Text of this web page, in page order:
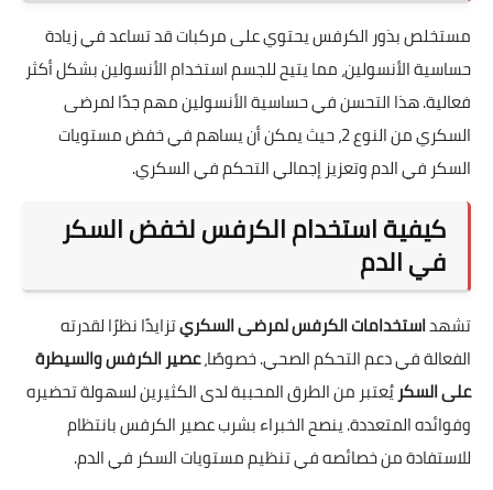
مستخلص بذور الكرفس يحتوي على مركبات قد تساعد في زيادة
حساسية الأنسولين، مما يتيح للجسم استخدام الأنسولين بشكل أكثر
فعالية. هذا التحسن في حساسية الأنسولين مهم جدًا لمرضى
السكري من النوع 2، حيث يمكن أن يساهم في خفض مستويات
السكر في الدم وتعزيز إجمالي التحكم في السكري.
كيفية استخدام الكرفس لخفض السكر
في الدم
تشهداستخدامات الكرفس لمرضى السكريتزايدًا نظرًا لقدرته
الفعالة في دعم التحكم الصحي. خصوصًا،عصير الكرفس والسيطرة
على السكريُعتبر من الطرق المحببة لدى الكثيرين لسهولة تحضيره
وفوائده المتعددة. ينصح الخبراء بشرب عصير الكرفس بانتظام
للاستفادة من خصائصه في تنظيم مستويات السكر في الدم.